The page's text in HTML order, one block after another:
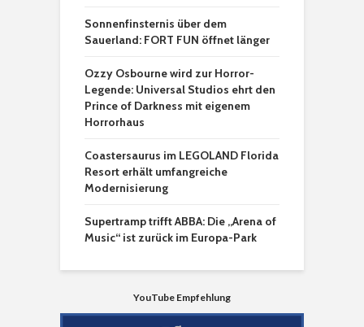
Sonnenfinsternis über dem
Sauerland: FORT FUN öffnet länger
Ozzy Osbourne wird zur Horror-
Legende: Universal Studios ehrt den
Prince of Darkness mit eigenem
Horrorhaus
Coastersaurus im LEGOLAND Florida
Resort erhält umfangreiche
Modernisierung
Supertramp trifft ABBA: Die „Arena of
Music“ ist zurück im Europa-Park
YouTube Empfehlung